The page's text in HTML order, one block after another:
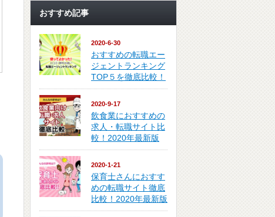
おすすめ記事
2020-6-30
おすすめの転職エー
ジェントランキング
TOP５を徹底比較！
2020-9-17
飲食業におすすめの
求人・転職サイト比
較！2020年最新版
2020-1-21
保育士さんにおすす
めの転職サイト徹底
比較！2020年最新版